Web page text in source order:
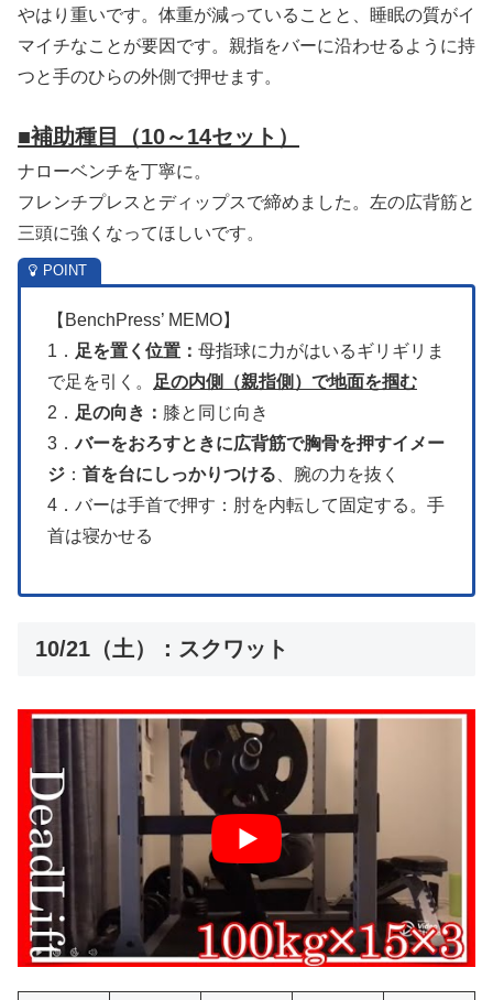
やはり重いです。体重が減っていることと、睡眠の質がイ
マイチなことが要因です。親指をバーに沿わせるように持
つと手のひらの外側で押せます。
■補助種目 （10～14セット）
ナローベンチを丁寧に。
フレンチプレスとディップスで締めました。左の広背筋と
三頭に強くなってほしいです。
【BenchPress’ MEMO】
1． 足を置く位置： 母指球に力がはいるギリギリま
で足を引く。
足の内側（親指側）で地面を掴む
2． 足の向き： 膝と同じ向き
3．バーをおろすときに広背筋で胸骨を押すイメー
ジ ： 首を台にしっかりつける 、腕の力を抜く
4．バーは手首で押す：肘を内転して固定する。手
首は寝かせる
10/21（土）：スクワット